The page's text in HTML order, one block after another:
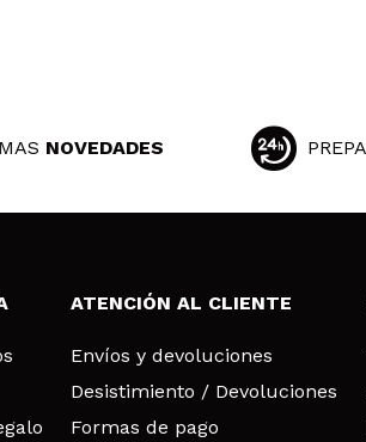
NOVEDADES
ATENCIÓN AL CLIENTE
Envíos y devoluciones
Desistimiento / Devoluciones
Formas de pago